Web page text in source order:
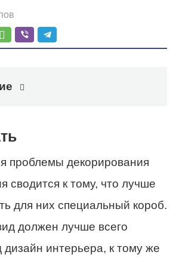
проблемы декорирования
сводится к тому, что лучше
для них специальный короб.
должен лучше всего
дизайн интерьера, к тому же